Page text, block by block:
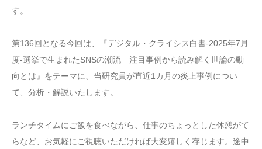
す。
第136回となる今回は、『デジタル・クライシス白書-2025年7月
度-選挙で生まれたSNSの潮流 注目事例から読み解く世論の動
向とは』をテーマに、当研究員が直近1カ月の炎上事例につい
て、分析・解説いたします。
ランチタイムにご飯を食べながら、仕事のちょっとした休憩がて
らなど、お気軽にご視聴いただければ大変嬉しく存じます。途中